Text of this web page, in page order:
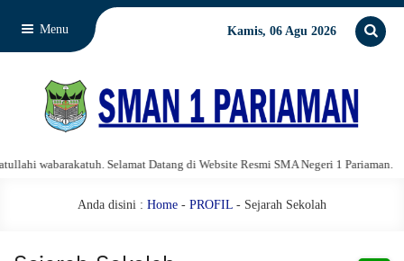
Menu Kamis, 06 Agu 2026
wabarakatuh. Selamat Datang di Website Resmi SMA Negeri 1 Pariaman.
Anda disini : Home - PROFIL - Sejarah Sekolah